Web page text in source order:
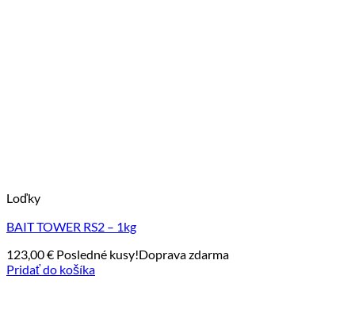
Loďky
BAIT TOWER RS2 – 1kg
123,00€ Posledné kusy!Doprava zdarma
Pridať do košíka